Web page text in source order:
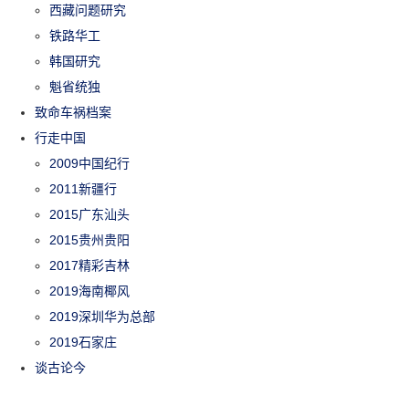
西藏问题研究
铁路华工
韩国研究
魁省统独
致命车祸档案
行走中国
2009中国纪行
2011新疆行
2015广东汕头
2015贵州贵阳
2017精彩吉林
2019海南椰风
2019深圳华为总部
2019石家庄
谈古论今